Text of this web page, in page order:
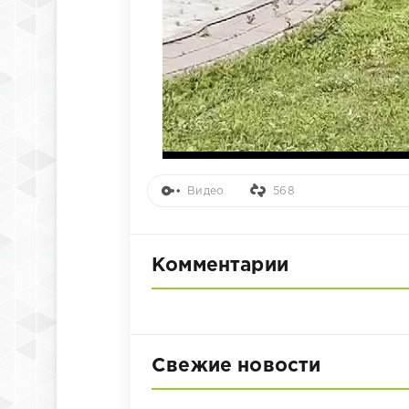
Видео 568
Комментарии
Свежие новости